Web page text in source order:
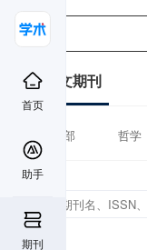
首页
助手
期刊
中文期刊
全部 哲学